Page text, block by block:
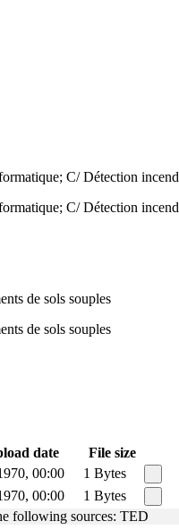
C/ Détection
C/ Détection
de sols souples
de sols souples
date
File size
00:00
1 Bytes
00:00
1 Bytes
following sources: TED